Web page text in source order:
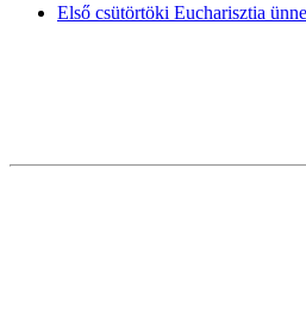
Első csütörtöki Eucharisztia